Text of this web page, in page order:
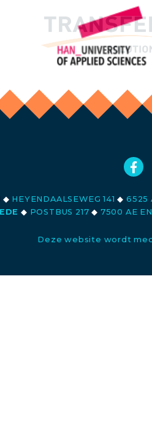
◆ HEYENDAALSEWEG 141◆ 6525
◆ POSTBUS 217◆ 7500 AE
Deze website wordt